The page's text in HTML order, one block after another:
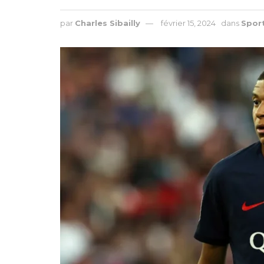
par Charles Sibailly février 15, 2024 dans